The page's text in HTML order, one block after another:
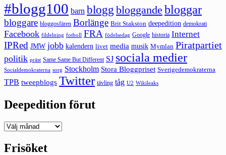
#blogg100 barn blogg bloggande bloggar
bloggare bloggosfären Borlänge Brit Stakston deepedition demokrati
Facebook fildelning fotboll FRA födelsedag Google historia Internet
IPRed JMW jobb kalendern livet media musik Mymlan Piratpartiet
politik präst Same Same But Different SJ sociala medier
Socialdemokraterna sorg Stockholm Stora Bloggpriset Sverigedemokraterna
TPB tweepblogs Twitter tävling tåg U2 Wikileaks
Deepedition förut
Deepedition
Frisöket